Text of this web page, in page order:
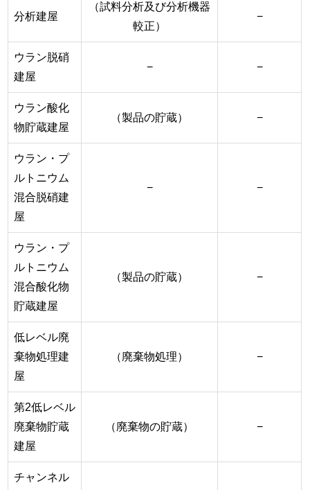
分析建屋
（試料分析及び分析機器
較正）
−
ウラン脱硝
建屋
− −
ウラン酸化
物貯蔵建屋
（製品の貯蔵） −
ウラン・プ
ルトニウム
混合脱硝建
屋
− −
ウラン・プ
ルトニウム
混合酸化物
貯蔵建屋
（製品の貯蔵） −
低レベル廃
棄物処理建
屋
（廃棄物処理） −
第2低レベル
廃棄物貯蔵
建屋
（廃棄物の貯蔵） −
チャンネル